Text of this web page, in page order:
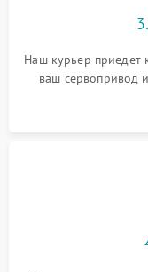
Наш курьер приедет
ваш сервопривод